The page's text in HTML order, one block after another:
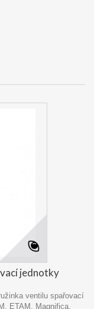
jednotky
ventilu spařovací
ETAM, Magnifica,